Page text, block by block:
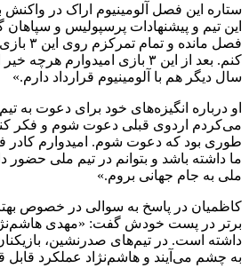
ستاره این فصل آلومینیوم اراک در واکنش
فصل
کنم. بعد از این ۳ بازی
سال دیگر هم با آلومینیوم قرارداد دارم.»
او درباره انگیزه‌های خود برای دعوت به
طوری بود که دعوت شوم. امیدوارم کادر
ما داشته باشد و بتوانم در تیم ملی حضور
ملی به جام جهانی بروم.»
کاظمیان در پاسخ به سوالی در خصوص
برتر در پست خودش گفت: «مهدی
داشته است. در تیم‌های صدرنشین،
به چشم می‌آیند و هاشم‌نژاد عملکرد قابل